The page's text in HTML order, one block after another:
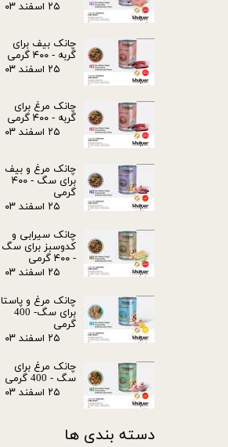
۲۵ اسفند ۰۳
چانک بیف برای
گربه - ۴۰۰ گرمی
۲۵ اسفند ۰۳
چانک مرغ برای
گربه - ۴۰۰ گرمی
۲۵ اسفند ۰۳
چانک مرغ و بیف
برای سگ - ۴۰۰
گرمی
۲۵ اسفند ۰۳
چانک سیرابی و
کدوسبز برای سگ
- ۴۰۰ گرمی
۲۵ اسفند ۰۳
چانک مرغ و پاستا
برای سگ- 400
گرمی
۲۵ اسفند ۰۳
چانک مرغ برای
سگ - 400 گرمی
۲۵ اسفند ۰۳
دسته بندی ها